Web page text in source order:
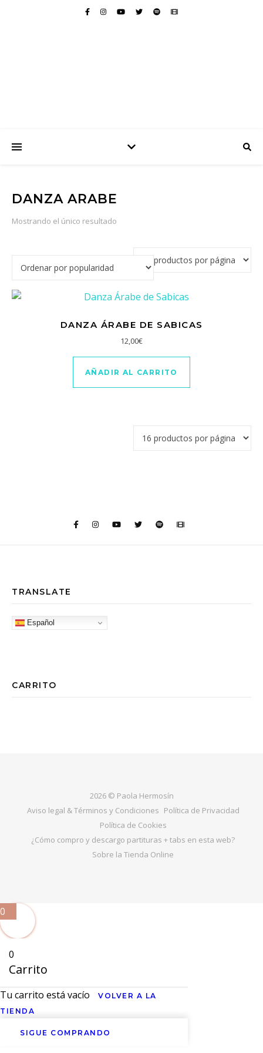
DANZA ARABE
Mostrando el único resultado
DANZA ÁRABE DE SABICAS
12,00€
AÑADIR AL CARRITO
TRANSLATE
Español
CARRITO
2026 © Paola Hermosín
Aviso legal & Términos y Condiciones Política de Privacidad
Política de Cookies
¿Cómo compro y descargo partituras + tabs en esta web?
Sobre la Tienda Online
0
0
Carrito
Tu carrito está vacío
VOLVER A LA
TIENDA
SIGUE COMPRANDO